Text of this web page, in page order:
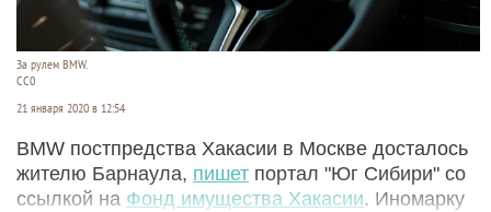
За рулем BMW.
CC0
21 января 2020 в 12:54
BMW постпредства Хакасии в Москве досталось
жителю Барнаула, пишет портал "Юг Сибири" со
ссылкой на Фонд имущества Хакасии. Иномарку